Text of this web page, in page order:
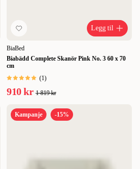
Legg til
BiaBed
Biabädd Complete Skanör Pink No. 3 60 x 70
cm
(1)
910 kr 1 819 kr
Kampanje -15%